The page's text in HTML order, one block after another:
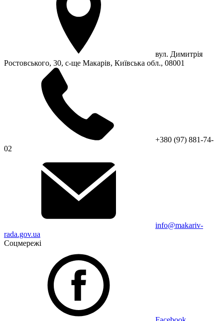
вул. Димитрія
Ростовського, 30, с-ще Макарів, Київська обл., 08001
+380 (97) 881-74-
02
info@makariv-
rada.gov.ua
Соцмережі